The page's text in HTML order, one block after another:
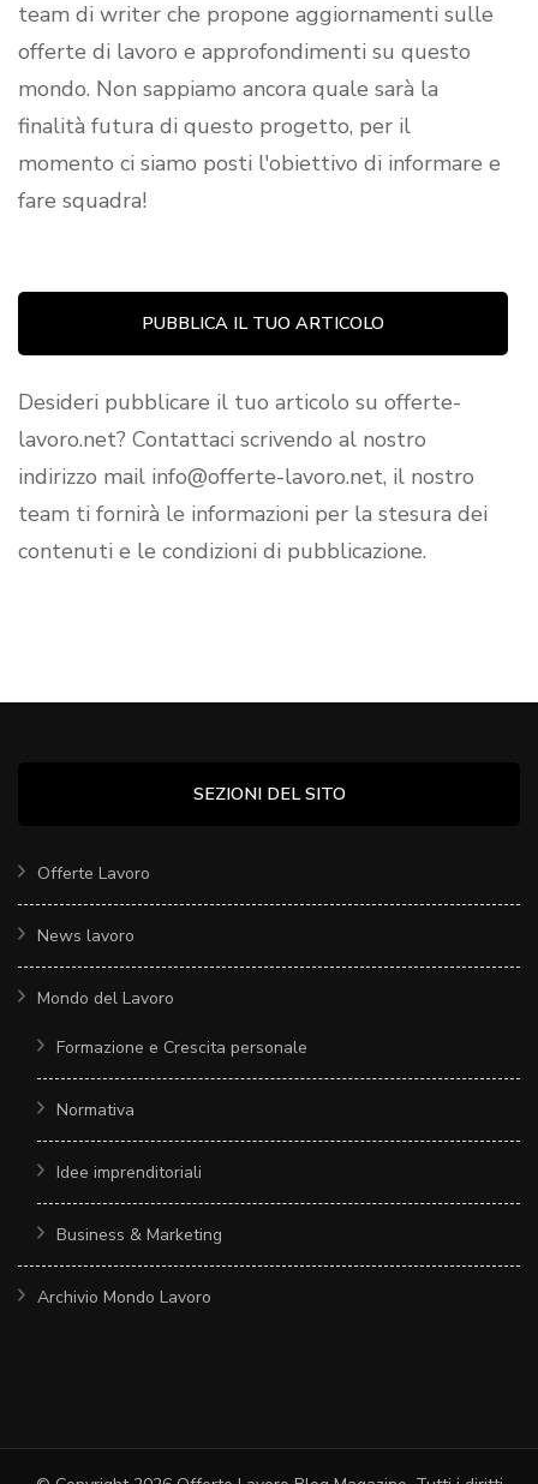
team di writer che propone aggiornamenti sulle
offerte di lavoro e approfondimenti su questo
mondo. Non sappiamo ancora quale sarà la
finalità futura di questo progetto, per il
momento ci siamo posti l'obiettivo di informare e
fare squadra!
PUBBLICA IL TUO ARTICOLO
Desideri pubblicare il tuo articolo su offerte-
lavoro.net? Contattaci scrivendo al nostro
indirizzo mail info@offerte-lavoro.net, il nostro
team ti fornirà le informazioni per la stesura dei
contenuti e le condizioni di pubblicazione.
SEZIONI DEL SITO
Offerte Lavoro
News lavoro
Mondo del Lavoro
Formazione e Crescita personale
Normativa
Idee imprenditoriali
Business & Marketing
Archivio Mondo Lavoro